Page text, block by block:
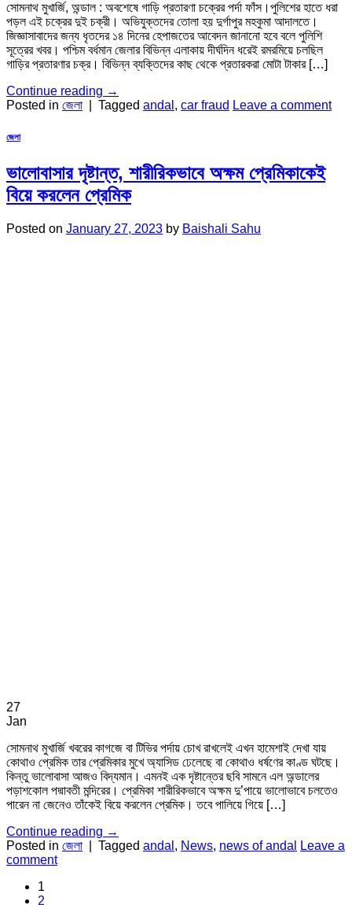
সোমনাথ মুখার্জি, অন্ডাল : অবশেষে গাড়ি প্রতারণা চক্রের পর্দা ফাঁস।পুলিশের হাতে ধরা
পড়ল এই চক্রের দুই চক্রী। অভিযুক্তদের তোলা হয় দুর্গাপুর মহকুমা আদালতে।
জিজ্ঞাসাবাদের জন্য ধৃতদের ১৪ দিনের হেপাজতের আবেদন জানানো হবে বলে পুলিশি
সূত্রের খবর। পশ্চিম বর্ধমান জেলার বিভিন্ন এলাকায় দীর্ঘদিন ধরেই রমরমিয়ে চলছিল
গাড়ির প্রতারণার চক্র। বিভিন্ন ব্যক্তিদের কাছ থেকে প্রতারকরা মোটা টাকার […]
Continue reading →
Posted in জেলা Tagged andal , car fraud Leave a comment
জেলা
ভালোবাসার দৃষ্টান্ত, শারীরিকভাবে অক্ষম প্রেমিকাকেই
বিয়ে করলেন প্রেমিক
Posted on January 27, 2023 by Baishali Sahu
27
Jan
সোমনাথ মুখার্জি খবরের কাগজে বা টিভির পর্দায় চোখ রাখলেই এখন হামেশাই দেখা যায়
কোথাও প্রেমিক তার প্রেমিকার মুখে অ্যাসিড ঢেলেছে বা কোথাও ধর্ষণের কাণ্ড ঘটছে।
কিন্তু ভালোবাসা আজও বিদ্যমান। এমনই এক দৃষ্টান্তের ছবি সামনে এল অন্ডালের
পড়াশকোল পদ্মাবতী মন্দিরের। প্রেমিকা শারীরিকভাবে অক্ষম দু’পায়ে ভালোভাবে চলতেও
পারেন না জেনেও তাঁকেই বিয়ে করলেন প্রেমিক। তবে পালিয়ে গিয়ে […]
Continue reading →
Posted in জেলা Tagged andal , News, news of andal
Leave a
comment
1
2